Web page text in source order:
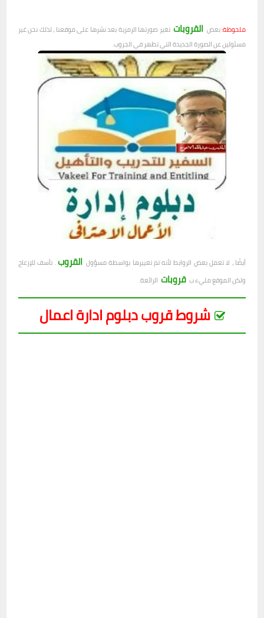
ملحوظة:بعض القروبات تغير صورتها الرمزية بعد نشرها على موقعنا ، لذلك نحن غير
مسئولين عن الصورة الجديدة التي تظهر في الجروب.
أيضًا ، لا تعمل بعض الروابط لأنه تم تغييرها بواسطة مسؤول القروب. نأسف للإزعاج
ولكن الموقع مليء ب قروبات الرائعة.
شروط قروب دبلوم ادارة اعمال